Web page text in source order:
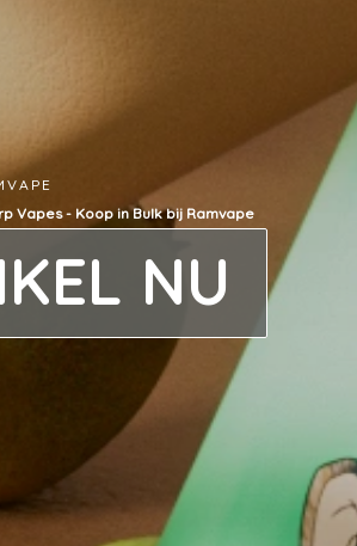
Vapes - Koop in Bulk bij Ramvape
NU